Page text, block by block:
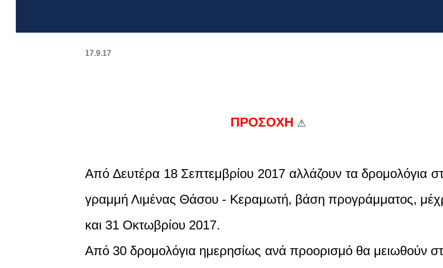
17.9.17
ΠΡΟΣΟΧΗ ⚠
Από Δευτέρα 18 Σεπτεμβρίου 2017 αλλάζουν τα δρομολόγια
γραμμή Λιμένας Θάσου - Κεραμωτή, βάση προγράμματος,
και 31 Οκτωβρίου 2017.
Από 30 δρομολόγια ημερησίως ανά προορισμό θα μειωθούν